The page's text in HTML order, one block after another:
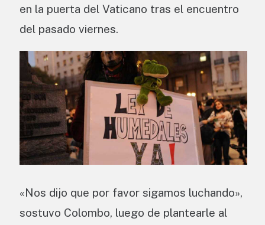
en la puerta del Vaticano tras el encuentro
del pasado viernes.
«Nos dijo que por favor sigamos luchando»,
sostuvo Colombo, luego de plantearle al